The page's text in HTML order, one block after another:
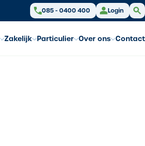
085 - 0400 400 Login
Zakelijk Particulier Over ons Contact